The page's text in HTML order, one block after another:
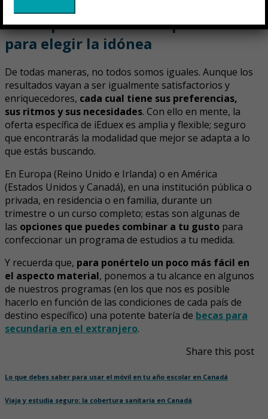
Un amplio abanico de opciones
para elegir la idónea
De todas maneras, no todos somos iguales. Aunque los
resultados vayan a ser igualmente satisfactorios y
enriquecedores, cada cual tiene sus preferencias,
sus ritmos y sus necesidades. Con ello en mente, la
oferta específica de iEduex es amplia y flexible; seguro
que encontrarás la modalidad que mejor se adapta a lo
que estás buscando.
En Europa (Reino Unido e Irlanda) o en América
(Estados Unidos y Canadá), en una institución pública o
privada, en residencia o en familia, durante un
trimestre o un curso completo; estas son algunas de
las opciones que puedes combinar a tu gusto para
confeccionar un programa de estudios a tu medida.
Y recuerda que, para ponértelo un poco más fácil en
el aspecto material, ponemos a tu alcance en algunos
de nuestros programas (en los que nos es posible
hacerlo en función de las condiciones de cada país de
destino específico) una potente batería de becas para
secundaria en el extranjero.
Share this post
Lo que debes saber para usar el móvil en tu año escolar en Canadá
Viaja y estudia seguro: la cobertura sanitaria en Canadá